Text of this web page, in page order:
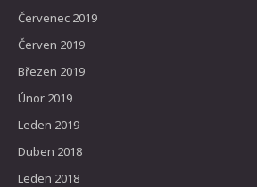
Červenec 2019
Červen 2019
Březen 2019
Únor 2019
Leden 2019
Duben 2018
Leden 2018